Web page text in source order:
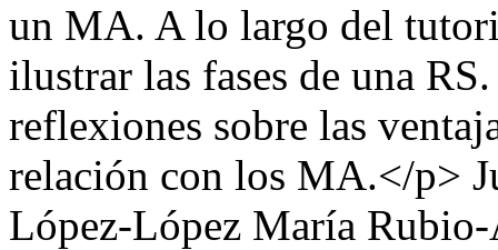
un MA. A lo largo del
ilustrar las fases de una
reflexiones sobre las
relación con los MA.</p>
López-López María